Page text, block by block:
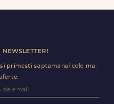
de curierii nostri proprii.
newsletter!
primesti saptamanal cele mai